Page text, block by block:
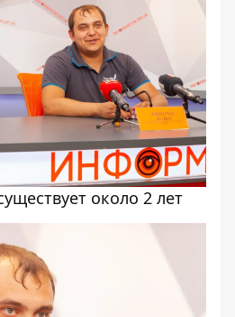
около 2 лет